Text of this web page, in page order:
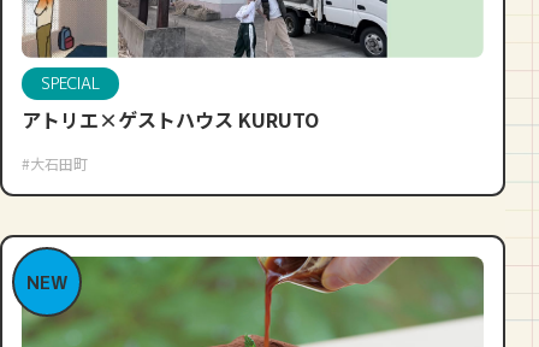
SPECIAL
アトリエ×ゲストハウス KURUTO
#大石田町
NEW